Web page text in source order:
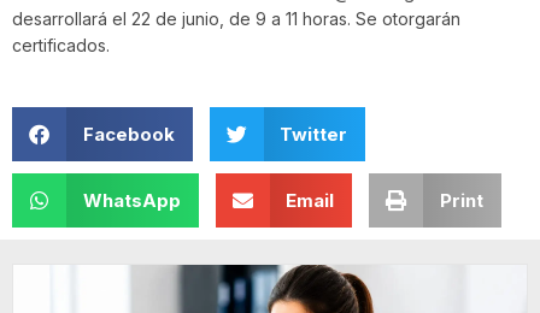
desarrollará el 22 de junio, de 9 a 11 horas. Se otorgarán
certificados.
Facebook Twitter
WhatsApp Email Print